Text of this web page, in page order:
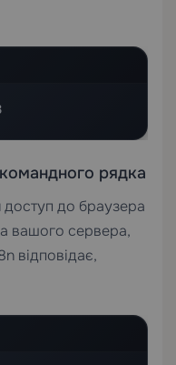
рядка
до браузера
вашого сервера,
відповідає,